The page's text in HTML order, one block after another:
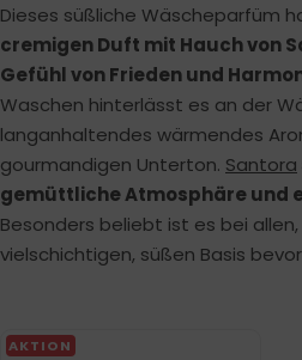
Dieses süßliche Wäscheparfüm
cremigen Duft mit Hauch von
Gefühl von Frieden und
Waschen hinterlässt es an der
langanhaltendes wärmendes
gourmandigen Unterton. Santora
gemüttliche Atmosphäre und
Besonders beliebt ist es bei
vielschichtigen, süßen Basis
AKTION